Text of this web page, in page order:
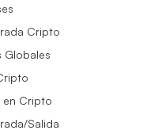
Cripto
Globales
en Cripto
Salida